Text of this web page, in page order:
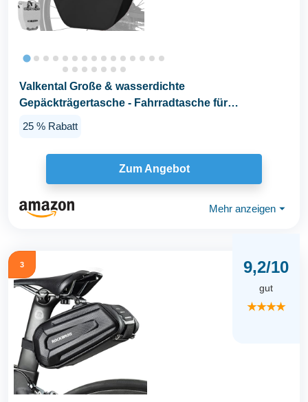
Valkental Große & wasserdichte
Gepäckträgertasche - Fahrradtasche für
25 % Rabatt
Zum Angebot
Mehr anzeigen ⏷
3 9,2/10
gut
★★★★